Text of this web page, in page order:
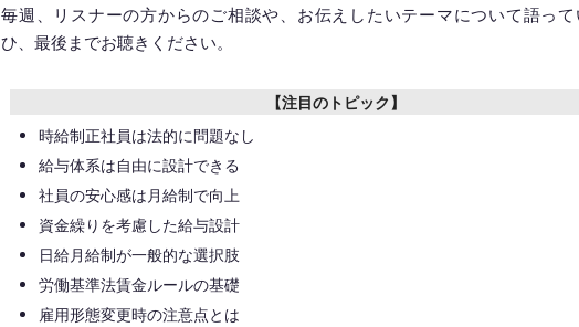
毎週、リスナーの方からのご相談や、お伝えしたいテーマについて語っ
ひ、最後までお聴きください。
【注目のトピック】
時給制正社員は法的に問題なし
給与体系は自由に設計できる
社員の安心感は月給制で向上
資金繰りを考慮した給与設計
日給月給制が一般的な選択肢
労働基準法賃金ルールの基礎
雇用形態変更時の注意点とは